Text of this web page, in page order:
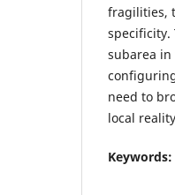
fragilities,
specificity.
subarea
need to
local
Keywords: